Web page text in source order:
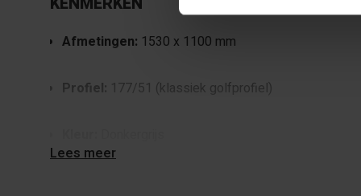
Afmetingen: 1530 x 1100 mm
Profiel: 177/51 (klassiek golfprofiel)
Lees meer